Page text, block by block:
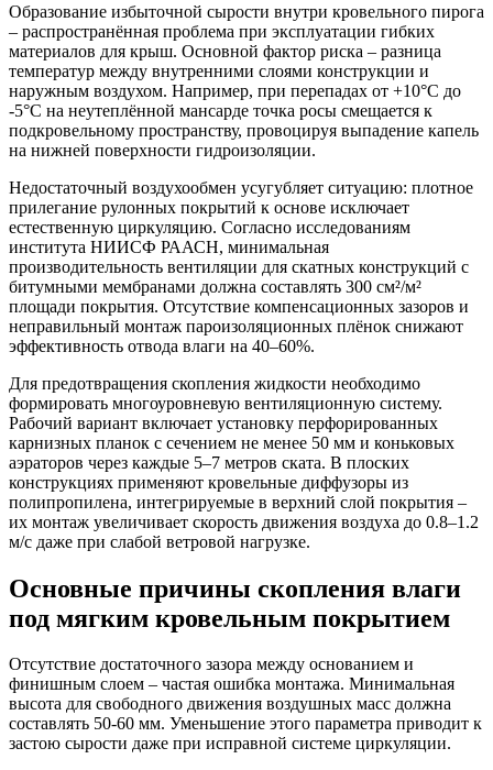
Образование избыточной сырости внутри кровельного пирога
– распространённая проблема при эксплуатации гибких
материалов для крыш. Основной фактор риска – разница
температур между внутренними слоями конструкции и
наружным воздухом. Например, при перепадах от +10°C до
-5°C на неутеплённой мансарде точка росы смещается к
подкровельному пространству, провоцируя выпадение капель
на нижней поверхности гидроизоляции.
Недостаточный воздухообмен усугубляет ситуацию: плотное
прилегание рулонных покрытий к основе исключает
естественную циркуляцию. Согласно исследованиям
института НИИСФ РААСН, минимальная
производительность вентиляции для скатных конструкций с
битумными мембранами должна составлять 300 см²/м²
площади покрытия. Отсутствие компенсационных зазоров и
неправильный монтаж пароизоляционных плёнок снижают
эффективность отвода влаги на 40–60%.
Для предотвращения скопления жидкости необходимо
формировать многоуровневую вентиляционную систему.
Рабочий вариант включает установку перфорированных
карнизных планок с сечением не менее 50 мм и коньковых
аэраторов через каждые 5–7 метров ската. В плоских
конструкциях применяют кровельные диффузоры из
полипропилена, интегрируемые в верхний слой покрытия –
их монтаж увеличивает скорость движения воздуха до 0.8–1.2
м/с даже при слабой ветровой нагрузке.
Основные причины скопления влаги
под мягким кровельным покрытием
Отсутствие достаточного зазора между основанием и
финишным слоем – частая ошибка монтажа. Минимальная
высота для свободного движения воздушных масс должна
составлять 50-60 мм. Уменьшение этого параметра приводит к
застою сырости даже при исправной системе циркуляции.